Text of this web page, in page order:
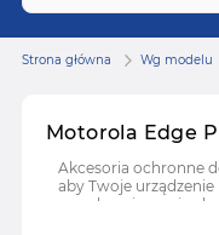
Motorola Edge
Akcesoria ochronne
aby Twoje
po zabezpieczenia
akcesoriów, dzięki
Strona główna Wg modelu